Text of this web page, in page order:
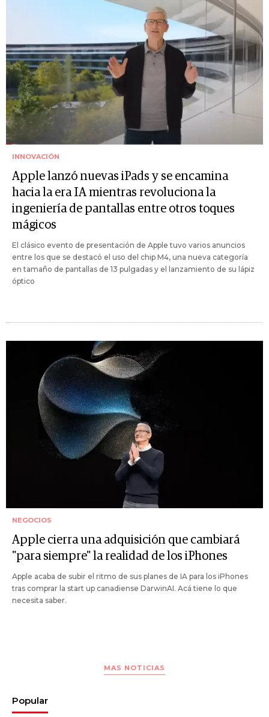
INNOVACIÓN
Apple lanzó nuevas iPads y se encamina
hacia la era IA mientras revoluciona la
ingeniería de pantallas entre otros toques
mágicos
El clásico evento de presentación de Apple tuvo varios anuncios
entre los que se destacó el uso del chip M4, una nueva categoría
en tamaño de pantallas de 13 pulgadas y el lanzamiento de su lápiz
óptico
NEGOCIOS
Apple cierra una adquisición que cambiará
"para siempre" la realidad de los iPhones
Apple acaba de subir el ritmo de sus planes de IA para los iPhones
tras comprar la start up canadiense DarwinAI. Acá tiene lo que
necesita saber.
MAS NOTICIAS
Popular